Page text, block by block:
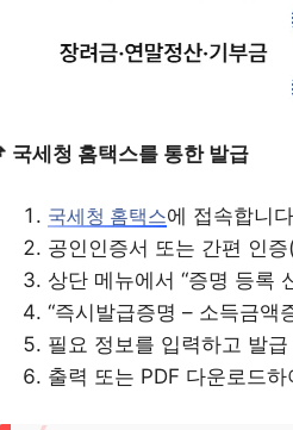
국세청 홈택스를 통한 발급
국세청 홈택스에 접속합니
공인인증서 또는 간편 인
상단 메뉴에서 “증명 등록
“즉시발급증명 – 소득금액
필요 정보를 입력하고 발
출력 또는 PDF 다운로드